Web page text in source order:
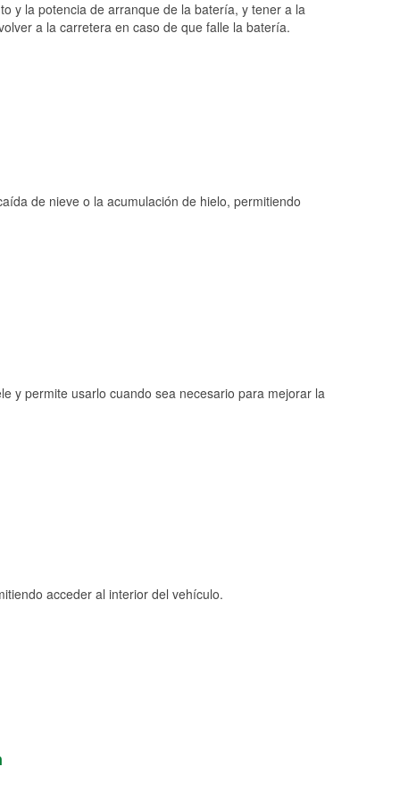
y la potencia de arranque de la batería, y tener a la
a la carretera en caso de que falle la batería.
de nieve o la acumulación de hielo, permitiendo
y permite usarlo cuando sea necesario para mejorar la
acceder al interior del vehículo.